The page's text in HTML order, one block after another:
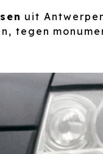
uit
tegen